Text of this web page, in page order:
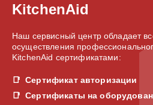
KitchenAid
Наш сервисный центр обладает
осуществления
KitchenAid сертификатами:
Сертификат авторизации
Сертификаты на